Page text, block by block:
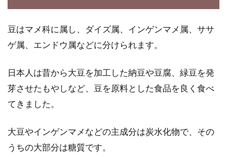
糖質制...
る？栄養面の違いとは？
豆はマメ科に属し、ダイズ属、インゲンマメ属、ササ
ゲ属、エンドウ属などに分けられます。
日本人は昔から大豆を加工した納豆や豆腐、緑豆を発
芽させたもやしなど、豆を原料とした食品を良く食べ
てきました。
大豆やインゲンマメなどの主成分は炭水化物で、その
うちの大部分は糖質です。